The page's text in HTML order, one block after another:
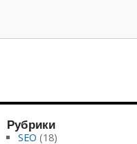
Рубрики
SEO (18)